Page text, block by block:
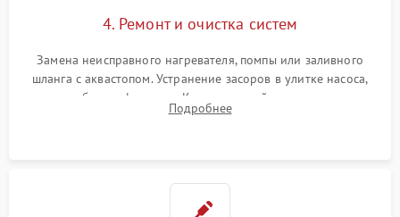
4. Ремонт и очистка систем
Замена неисправного нагревателя, помпы или заливного
шланга с аквастопом. Устранение засоров в улитке насоса,
патрубках и фильтрах. Компонентный ремонт платы
управления, восстановление поврежденной проводки.
Подробнее